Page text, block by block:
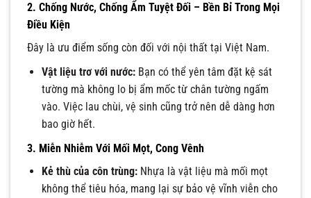
2. Chống Nước, Chống Ẩm Tuyệt Đối – Bền Bỉ Trong Mọi
Điều Kiện
Đây là ưu điểm sống còn đối với nội thất tại Việt Nam.
Vật liệu trơ với nước:Bạn có thể yên tâm đặt kệ sát
tường mà không lo bị ẩm mốc từ chân tường ngấm
vào. Việc lau chùi, vệ sinh cũng trở nên dễ dàng hơn
bao giờ hết.
3. Miễn Nhiễm Với Mối Mọt, Cong Vênh
Kẻ thù của côn trùng:Nhựa là vật liệu mà mối mọt
không thể tiêu hóa, mang lại sự bảo vệ vĩnh viễn cho